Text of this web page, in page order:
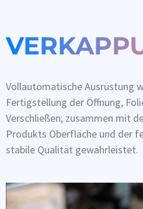
Vollautomatische Ausrüstung
Fertigstellung der Öffnung,
Verschließen; zusammen mit
Produkts Oberfläche und der
stabile Qualität gewährleistet.